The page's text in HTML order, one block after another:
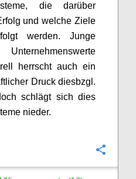
die darüber
und welche Ziele
werden. Junge
herrscht auch ein
Druck diesbzgl.
schlägt sich dies
nieder.